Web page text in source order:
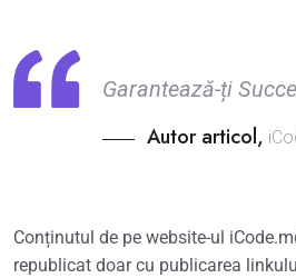
Garantează-ți
Autor articol,
Conținutul de pe website-ul
republicat doar cu publicarea